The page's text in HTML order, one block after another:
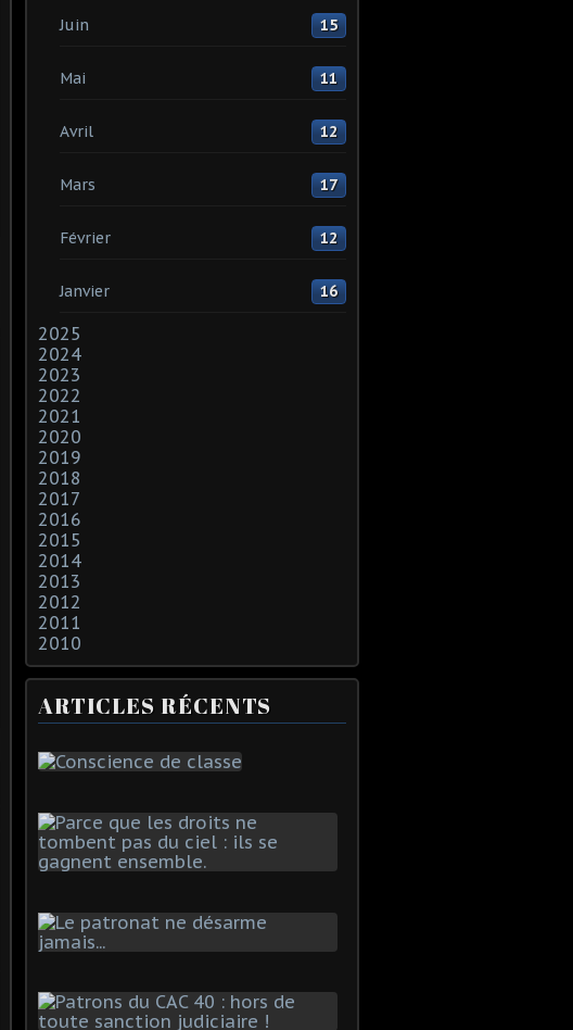
Juin 15
Mai 11
Avril 12
Mars 17
Février 12
Janvier 16
2025
2024
2023
2022
2021
2020
2019
2018
2017
2016
2015
2014
2013
2012
2011
2010
ARTICLES RÉCENTS